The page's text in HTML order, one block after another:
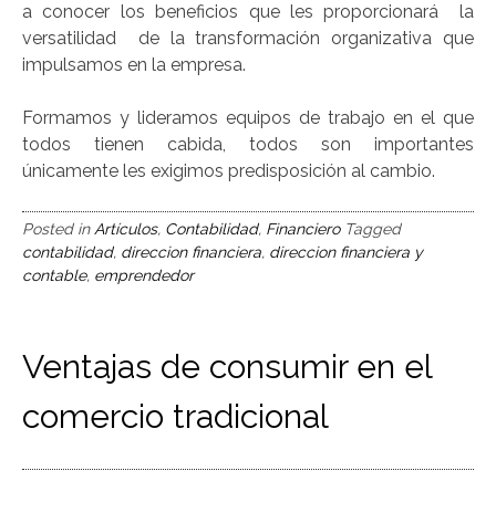
a conocer los beneficios que les proporcionará la
versatilidad de la transformación organizativa que
impulsamos en la empresa.
Formamos y lideramos equipos de trabajo en el que
todos tienen cabida, todos son importantes
únicamente les exigimos predisposición al cambio.
Posted in Artículos, Contabilidad, Financiero Tagged
contabilidad, direccion financiera, direccion financiera y
contable, emprendedor
Ventajas de consumir en el
comercio tradicional